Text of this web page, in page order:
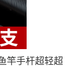
竿手杆超轻超